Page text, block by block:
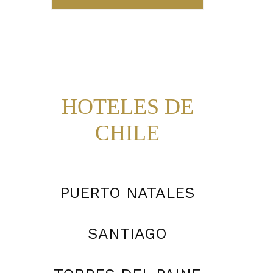
HOTELES DE
CHILE
PUERTO NATALES
SANTIAGO